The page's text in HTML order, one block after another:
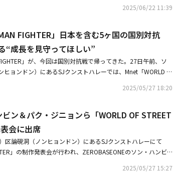
のクルーを動かす愛、エネルギー、絆を改めて強く感じさせ
ードを描いたステージを演出した。2回目のミッションはクル
チームのクルーが自作の音楽とパフォーマンスでステージを
烈なエネルギーと戦略的なアイデンティティを盛り込んだパ
エネルギー、スタイル、グルーブから基本技に秘められた洗
ジは、別名「JYPミッション」で、パク・ジニョンが作った
に見え、皆さんが主人公のようだった」と語った。パク・ジニ
した。MOTIVは団体でジャズステージを披露し、大きな構成の
を受けた。OSAKA Ojo Gangはパーティーの雰囲気で男性と
ーマンスを披露し、KYOKAが歌手の役割を演じた。AG SQU
ージカルのような華麗なステージを演出した。Vataは一度も
を選択。バダは「パク・ジニョンさんが入っても良く似合いそ
ク・ジニョンは最もパーティーらしかったAG SQUADを選
が先走ることもありますが、その感情さえも他の人を傷つけな
状況でも、より丁寧な態度でコミュニケーションします。厳し
刻みます」と再び頭を下げた。Honey Jも自身のInstagram
動画で私の不注意な言葉によって傷ついた方々と、私を
とご不便を与えてしまった点、深くお詫び申し上げます」と
パ（WORLD OF STREET WOMAN FIGHTER）』の初放送を一
際にラフに話しながら視聴しました。そんな中、当時の状況に
、相手には謝罪したことも明らかにした。先立って21日、ヒ
日もチェ・ヒョジン」にはMnet「WORLD OF STREET WOM
が掲載された。該当動画では、Honey Jが相手チームのダンス
」と発言し、セクハラ論争が起きた。AIKIも「こんなXXX」と
ンサーたちが魅力語る成長を見守ってほしい・AIKI、修士課程
2025/06/22 11:39
FIGHTER」日本を含む5ヶ国の国別対抗
“成長を見守ってほしい”
」が、今回は国別対抗戦で帰ってきた。27日午前、ソ
ョンドン）にあるSJクンストハレーでは、Mnet「WORLD O
ビン、パク・ジニョン（J․Y․ Park）、ダンサーのマイク・ソ
STREET WOMAN FIGHTER」は、「STREET WOMAN FIGHT
ュージーランド、アメリカ、日本、オーストラリアまで計5ヶ
（オーストラリア）、BUMSUP（韓国）、MOTIV（アメリ
（東京）、ROYAL FAMILY（ニュージーランド）まで6組
PDは「『STREET WOMAN FIGHTER』で始まり、シーズン2
て一緒にサバイバルをすることになった。そのシーズンを制作
2025/05/27 18:20
ビン＆パク・ジニョンら「WORLD OF STREET
会に出席
区論硯洞（ノンヒョンドン）にあるSJクンストハレーにて
」の制作発表会が行われ、ZEROBASEONEのソン・ハンビ
ン、Gabee、ヒョジンチョイ、Lip J、Mnetのチェ・ジョンナ
2025/05/27 15:27